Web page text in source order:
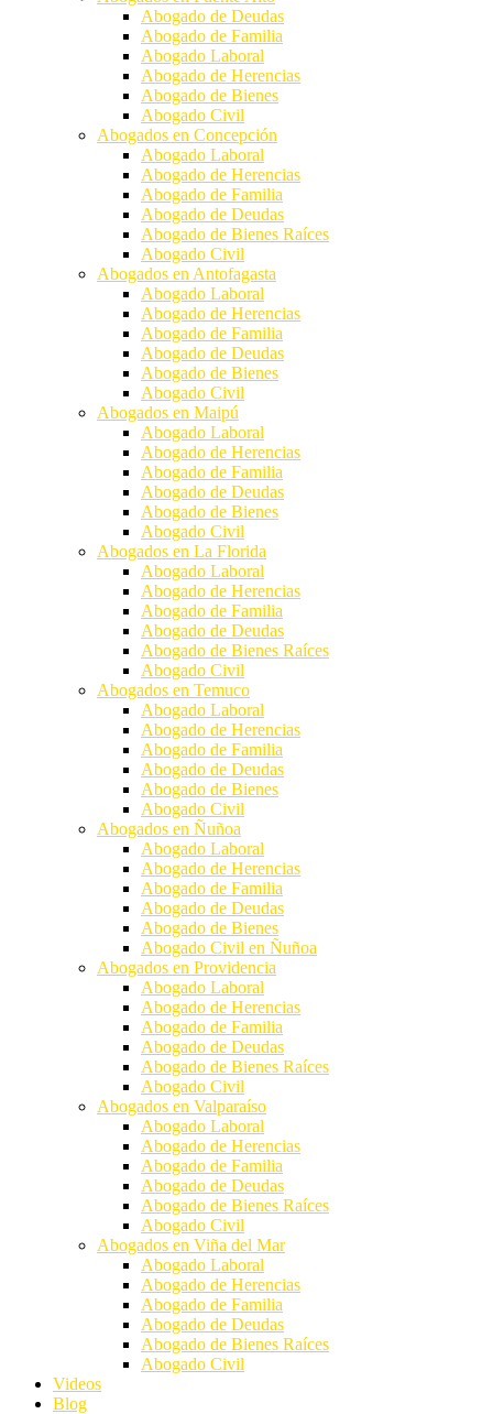
Abogado de Deudas
Abogado de Familia
Abogado Laboral
Abogado de Herencias
Abogado de Bienes
Abogado Civil
Abogados en Concepción
Abogado Laboral
Abogado de Herencias
Abogado de Familia
Abogado de Deudas
Abogado de Bienes Raíces
Abogado Civil
Abogados en Antofagasta
Abogado Laboral
Abogado de Herencias
Abogado de Familia
Abogado de Deudas
Abogado de Bienes
Abogado Civil
Abogados en Maipú
Abogado Laboral
Abogado de Herencias
Abogado de Familia
Abogado de Deudas
Abogado de Bienes
Abogado Civil
Abogados en La Florida
Abogado Laboral
Abogado de Herencias
Abogado de Familia
Abogado de Deudas
Abogado de Bienes Raíces
Abogado Civil
Abogados en Temuco
Abogado Laboral
Abogado de Herencias
Abogado de Familia
Abogado de Deudas
Abogado de Bienes
Abogado Civil
Abogados en Ñuñoa
Abogado Laboral
Abogado de Herencias
Abogado de Familia
Abogado de Deudas
Abogado de Bienes
Abogado Civil en Ñuñoa
Abogados en Providencia
Abogado Laboral
Abogado de Herencias
Abogado de Familia
Abogado de Deudas
Abogado de Bienes Raíces
Abogado Civil
Abogados en Valparaíso
Abogado Laboral
Abogado de Herencias
Abogado de Familia
Abogado de Deudas
Abogado de Bienes Raíces
Abogado Civil
Abogados en Viña del Mar
Abogado Laboral
Abogado de Herencias
Abogado de Familia
Abogado de Deudas
Abogado de Bienes Raíces
Abogado Civil
Videos
Blog